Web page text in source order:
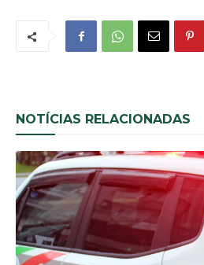
NOTÍCIAS RELACIONADAS